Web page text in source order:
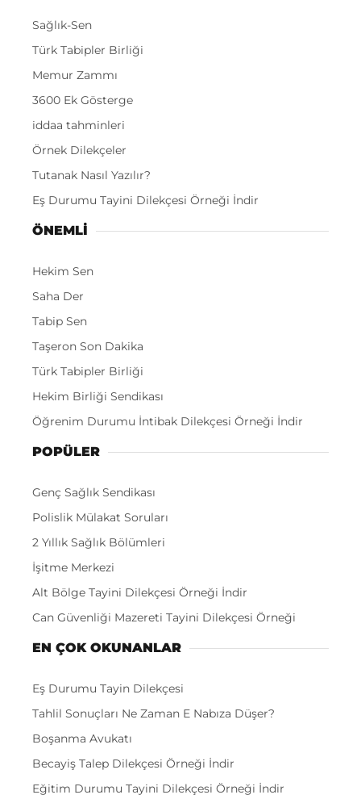
Sağlık-Sen
Türk Tabipler Birliği
Memur Zammı
3600 Ek Gösterge
iddaa tahminleri
Örnek Dilekçeler
Tutanak Nasıl Yazılır?
Eş Durumu Tayini Dilekçesi Örneği İndir
ÖNEMLI
Hekim Sen
Saha Der
Tabip Sen
Taşeron Son Dakika
Türk Tabipler Birliği
Hekim Birliği Sendikası
Öğrenim Durumu İntibak Dilekçesi Örneği İndir
POPÜLER
Genç Sağlık Sendikası
Polislik Mülakat Soruları
2 Yıllık Sağlık Bölümleri
İşitme Merkezi
Alt Bölge Tayini Dilekçesi Örneği İndir
Can Güvenliği Mazereti Tayini Dilekçesi Örneği
EN ÇOK OKUNANLAR
Eş Durumu Tayin Dilekçesi
Tahlil Sonuçları Ne Zaman E Nabıza Düşer?
Boşanma Avukatı
Becayiş Talep Dilekçesi Örneği İndir
Eğitim Durumu Tayini Dilekçesi Örneği İndir